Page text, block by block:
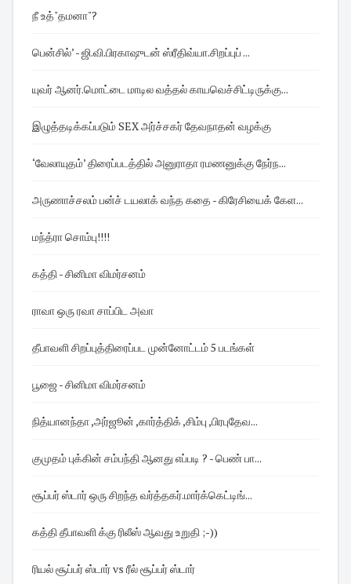
நீ உத்"தமனா"?
பென்சில்’ - ஜி.வி.பிரகாஷுடன் ஸ்ரீதிவ்யா.சிறப்புப் ...
யுவர் ஆனர்.மொட்டை மாடில வத்தல் காயவெச்சிட்டிருக்கு...
இழுத்தடிக்கப்படும் SEX அர்ச்சகர் தேவநாதன் வழக்கு
‘வேலாயுதம்’ திரைப்படத்தில் அனுராதா ரமணனுக்கு நேர்ந...
அருணாச்சலம் பன்ச் டயலாக் வந்த கதை - கிரேசியைக் கேள...
மந்த்ரா சொம்பு!!!!
கத்தி - சினிமா விமர்சனம்
ராவா ஒரு ரவா சாப்பிட அவா
தீபாவளி சிறப்புத்திரைப்பட முன்னோட்டம் 5 படங்கள்
பூஜை - சினிமா விமர்சனம்
நித்யானந்தா ,அர்ஜூன் ,கார்த்திக் ,சிம்பு ,பிரபுதேவ...
குமுதம் புக்கின் சம்பந்தி ஆனது எப்படி ? - பெண் பா...
சூப்பர் ஸ்டார் ஒரு சிறந்த வர்த்தகர்.மார்க்கெட்டிங்...
கத்தி தீபாவளி க்கு ரிலீஸ் ஆவது உறுதி ;-))
ரியல் சூப்பர் ஸ்டார் vs ரீல் சூப்பர் ஸ்டார்